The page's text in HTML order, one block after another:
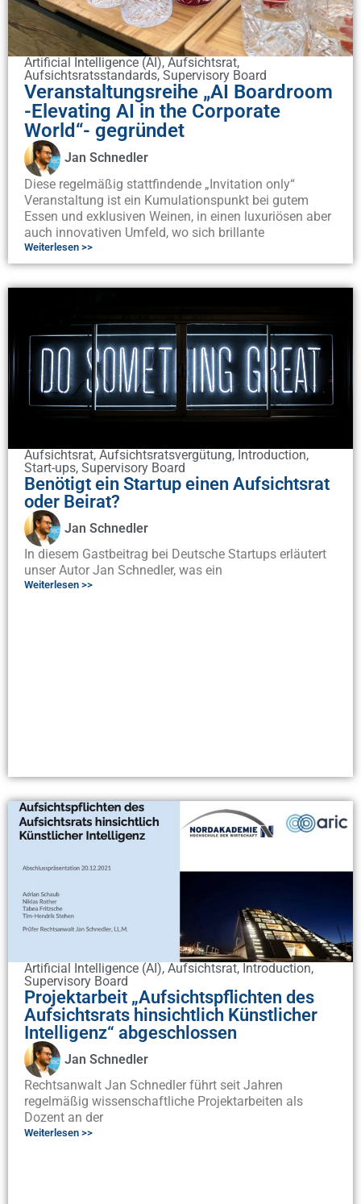
Artificial Intelligence (AI), Aufsichtsrat,
Aufsichtsratsstandards, Supervisory Board
Veranstaltungsreihe „AI Boardroom
-Elevating AI in the Corporate
World“- gegründet
Jan Schnedler
Diese regelmäßig stattfindende „Invitation only“
Veranstaltung ist ein Kumulationspunkt bei gutem
Essen und exklusiven Weinen, in einen luxuriösen aber
auch innovativen Umfeld, wo sich brillante
Weiterlesen >>
Aufsichtsrat, Aufsichtsratsvergütung, Introduction,
Start-ups, Supervisory Board
Benötigt ein Startup einen Aufsichtsrat
oder Beirat?
Jan Schnedler
In diesem Gastbeitrag bei Deutsche Startups erläutert
unser Autor Jan Schnedler, was ein
Weiterlesen >>
Artificial Intelligence (AI), Aufsichtsrat, Introduction,
Supervisory Board
Projektarbeit „Aufsichtspflichten des
Aufsichtsrats hinsichtlich Künstlicher
Intelligenz“ abgeschlossen
Jan Schnedler
Rechtsanwalt Jan Schnedler führt seit Jahren
regelmäßig wissenschaftliche Projektarbeiten als
Dozent an der
Weiterlesen >>